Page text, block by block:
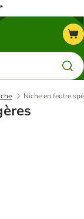
Niche en feutre